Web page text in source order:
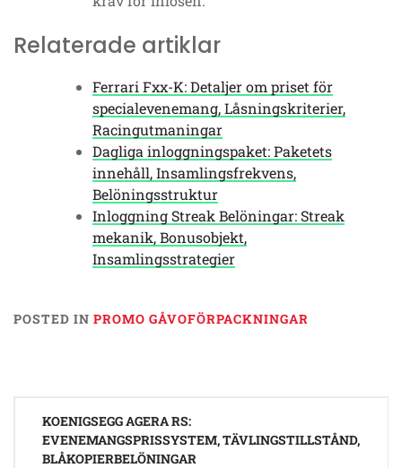
Relaterade artiklar
Ferrari Fxx-K: Detaljer om priset för
specialevenemang, Låsningskriterier,
Racingutmaningar
Dagliga inloggningspaket: Paketets
innehåll, Insamlingsfrekvens,
Belöningsstruktur
Inloggning Streak Belöningar: Streak
mekanik, Bonusobjekt,
Insamlingsstrategier
POSTED IN PROMO GÅVOFÖRPACKNINGAR
navigation
KOENIGSEGG AGERA RS:
EVENEMANGSPRISSYSTEM, TÄVLINGSTILLSTÅND,
BLÅKOPIERBELÖNINGAR